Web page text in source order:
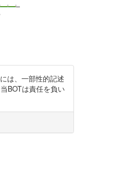
は、一部性的記述
BOTは責任を負い